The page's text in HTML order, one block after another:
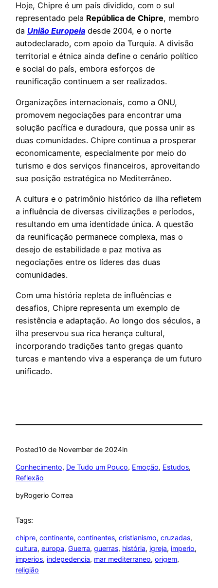
Hoje, Chipre é um país dividido, com o sul
representado pela República de Chipre, membro
da União Europeia desde 2004, e o norte
autodeclarado, com apoio da Turquia. A divisão
territorial e étnica ainda define o cenário político
e social do país, embora esforços de
reunificação continuem a ser realizados.
Organizações internacionais, como a ONU,
promovem negociações para encontrar uma
solução pacífica e duradoura, que possa unir as
duas comunidades. Chipre continua a prosperar
economicamente, especialmente por meio do
turismo e dos serviços financeiros, aproveitando
sua posição estratégica no Mediterrâneo.
A cultura e o patrimônio histórico da ilha refletem
a influência de diversas civilizações e períodos,
resultando em uma identidade única. A questão
da reunificação permanece complexa, mas o
desejo de estabilidade e paz motiva as
negociações entre os líderes das duas
comunidades.
Com uma história repleta de influências e
desafios, Chipre representa um exemplo de
resistência e adaptação. Ao longo dos séculos, a
ilha preservou sua rica herança cultural,
incorporando tradições tanto gregas quanto
turcas e mantendo viva a esperança de um futuro
unificado.
Posted10 de November de 2024in
Conhecimento, De Tudo um Pouco, Emoção, Estudos
Reflexão
byRogerio Correa
Tags:
chipre, continente, continentes, cristianismo, cruzadas
cultura, europa, Guerra, guerras, história, igreja, imperio
imperios, indepedencia, mar mediterraneo, origem
religião